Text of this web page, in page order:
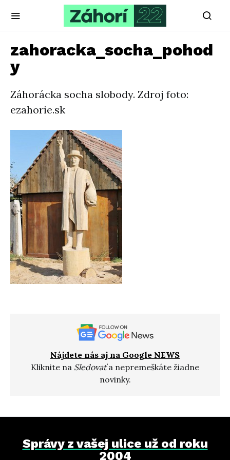
zahoracka_socha_pohod
y
Záhorácka socha slobody. Zdroj foto:
ezahorie.sk
Nájdete nás aj na Google NEWS
Kliknite na Sledovaťa nepremeškáte žiadne
novinky.
Správy z vašej ulice už od roku
2004